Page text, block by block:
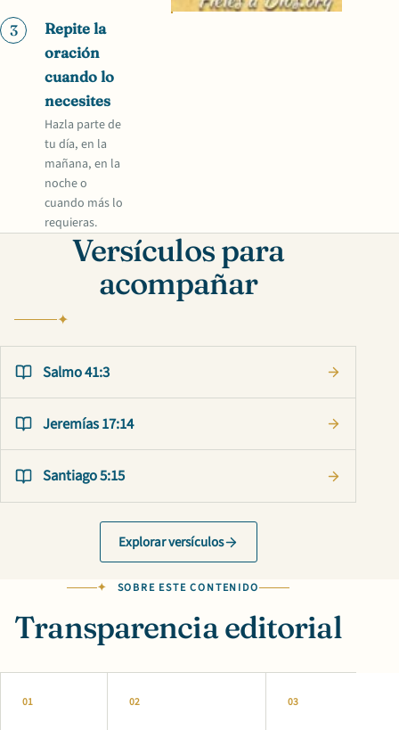
3
Repite la
oración
cuando lo
necesites
Hazla parte de
tu día, en la
mañana, en la
noche o
cuando más lo
requieras.
Versículos para
acompañar
Salmo 41:3
Jeremías 17:14
Santiago 5:15
Explorar versículos
SOBRE ESTE CONTENIDO
Transparencia editorial
01 02 03